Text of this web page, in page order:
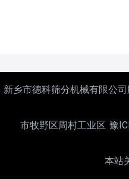
新乡市德科筛分机械有限公
市牧野区周村工业区 豫
本站